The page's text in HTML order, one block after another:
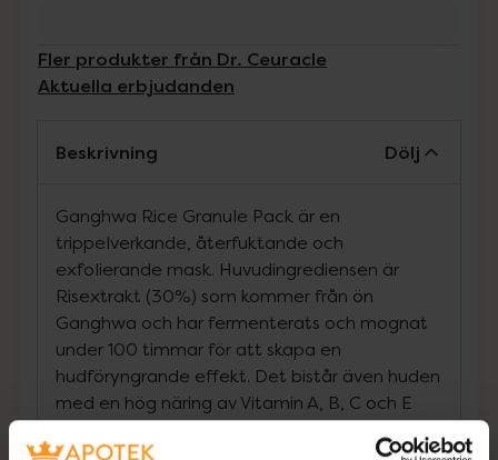
Fler produkter från Dr. Ceuracle
Aktuella erbjudanden
Beskrivning Dölj
Ganghwa Rice Granule Pack är en
trippelverkande, återfuktande och
exfolierande mask. Huvudingrediensen är
Risextrakt (30%) som kommer från ön
Ganghwa och har fermenterats och mognat
under 100 timmar för att skapa en
hudföryngrande effekt. Det bistår även huden
med en hög näring av Vitamin A, B, C och E